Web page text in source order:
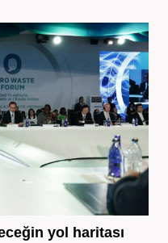
yol haritası